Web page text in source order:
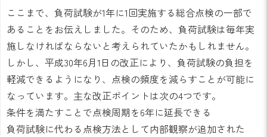
ここまで、負荷試験が1年に1回実施する総合点検の一部で
あることをお伝えしました。そのため、負荷試験は毎年実
施しなければならないと考えられていたかもしれません。
しかし、平成30年6月1日の改正により、負荷試験の負担を
軽減できるようになり、点検の頻度を減らすことが可能に
なっています。主な改正ポイントは次の4つです。
条件を満たすことで点検周期を6年に延長できる
負荷試験に代わる点検方法として内部観察が追加された